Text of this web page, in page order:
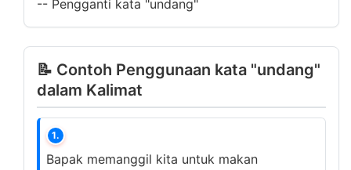
-- Pengganti kata "undang"
📝 Contoh Penggunaan kata "undang"
dalam Kalimat
1.
Bapak memanggil kita untuk makan